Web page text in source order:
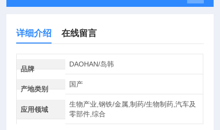
详细介绍 在线留言
品牌
DAOHAN/岛韩
产地类别
国产
应用领域
生物产业,钢铁/金属,制药/生物制药,汽车及
零部件,综合